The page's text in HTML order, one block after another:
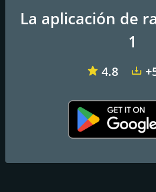
La aplicación de
1
4.8